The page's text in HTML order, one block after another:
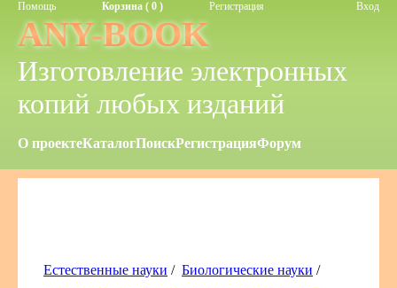
Помощь Корзина ( 0 ) Регистрация Вход
ANY-BOOK
Изготовление электронных
копий любых изданий
О проектеКаталогПоискРегистрацияФорум
Естественные науки / Биологические науки /